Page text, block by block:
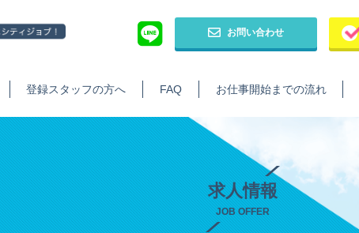
お問い合わせ
登録スタッフの方へ FAQ お仕事開始までの流れ
求人情報
JOB OFFER